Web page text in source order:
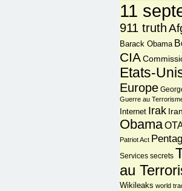
11
911 truth
Barack Obama
CIA
Etats-
Europe
Guerre au
Internet Irak Iran
Obama
Patriot Act
Services secrets
au
Wikileaks world